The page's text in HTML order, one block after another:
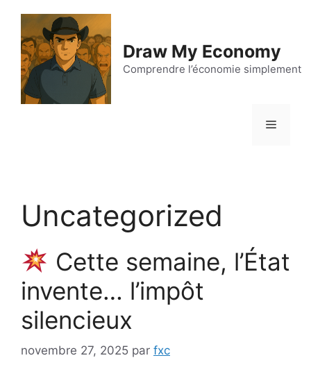
contenu
Draw My Economy
Comprendre l’économie simplement
Menu
Uncategorized
Cette semaine, l’État
invente… l’impôt
silencieux
novembre 27, 2025 par fxc